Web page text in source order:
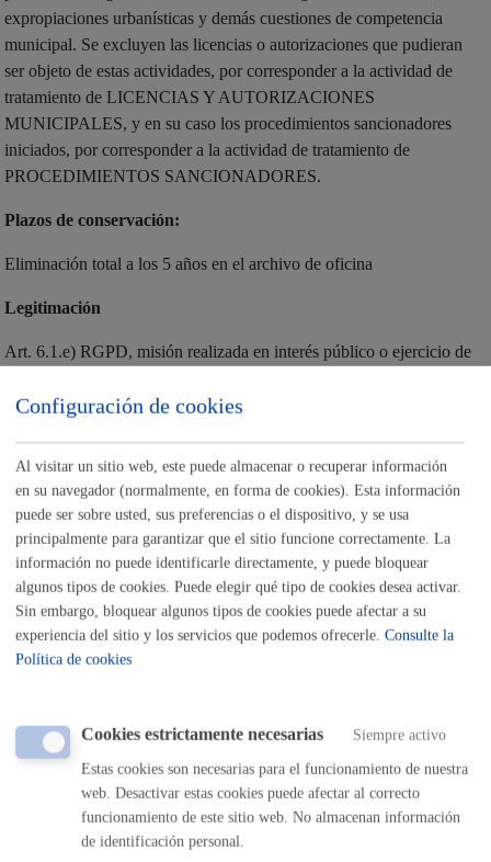
expropiaciones urbanísticas y demás cuestiones de competencia
municipal. Se excluyen las licencias o autorizaciones que pudieran
ser objeto de estas actividades, por corresponder a la actividad de
tratamiento de LICENCIAS Y AUTORIZACIONES
MUNICIPALES, y en su caso los procedimientos sancionadores
iniciados, por corresponder a la actividad de tratamiento de
PROCEDIMIENTOS SANCIONADORES.
Plazos de conservación:
Eliminación total a los 5 años en el archivo de oficina
Legitimación
Art. 6.1.e) RGPD, misión realizada en interés público o ejercicio de
de Instituciones Locales de Euskadi. -Artíclo 25.2.a) de la Ley
Legislativo 7/2015, de 30 de octubre, por el que se aprueba el texto
refundido de la Ley de Suelo y Rehabilitación Urbana. - Ley
21/2013, de 9 de diciembre, de Evaluación Ambiental. -Ordenanza
Reguladora de la ubicación de establecimientos públicos y
actividades recreativas. -Ordenanzas Complementarias de
Edificación. -Ordenanza Municipal Reguladora de la actuación
municipal para la protección del vecindario frente a las actividades
que produzcan incomodidades, alteren las normales condiciones de
Salubridad e Higiene o impliquen Riesgos para las personas o
Reguladora de la actuación municipal frente a la contaminación
acústica por ruidos y vibraciones. - Ordenanza Municipal para la
promoción de la accesibilidad a las viviendas situadas en las
edificaciones residenciales. - Ley 2/2006, de 30 de junio, de Suelo y
Urbanismo - Ley de 16 de diciembre de 1954 sobre Expropiación
Configuración de cookies
Al visitar un sitio web, este puede almacenar o recuperar información
en su navegador (normalmente, en forma de cookies). Esta información
puede ser sobre usted, sus preferencias o el dispositivo, y se usa
principalmente para garantizar que el sitio funcione correctamente. La
información no puede identificarle directamente, y puede bloquear
algunos tipos de cookies. Puede elegir qué tipo de cookies desea activar.
Sin embargo, bloquear algunos tipos de cookies puede afectar a su
experiencia del sitio y los servicios que podemos ofrecerle. Consulte la
Política de cookies
Cookies estrictamente necesarias Siempre activo
Estas cookies son necesarias para el funcionamiento de nuestra
web. Desactivar estas cookies puede afectar al correcto
funcionamiento de este sitio web. No almacenan información
de identificación personal.